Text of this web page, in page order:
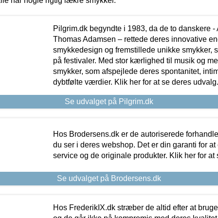
Pilgrim.dk begyndte i 1983, da de to danskere -
Thomas Adamsen – rettede deres innovative
smykkedesign og fremstillede unikke smykker,
på festivaler. Med stor kærlighed til musik og
smykker, som afspejlede deres spontanitet,
dybtfølte værdier. Klik her for at se deres udvalg.
Se udvalget på Pilgrim.dk
Hos Brodersens.dk er de autoriserede
du ser i deres webshop. Det er din garanti for at
service og de originale produkter. Klik her for at
Se udvalget på Brodersens.dk
Hos FrederikIX.dk stræber de altid efter at